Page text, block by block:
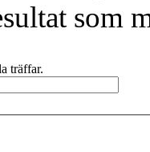
som
träffar.